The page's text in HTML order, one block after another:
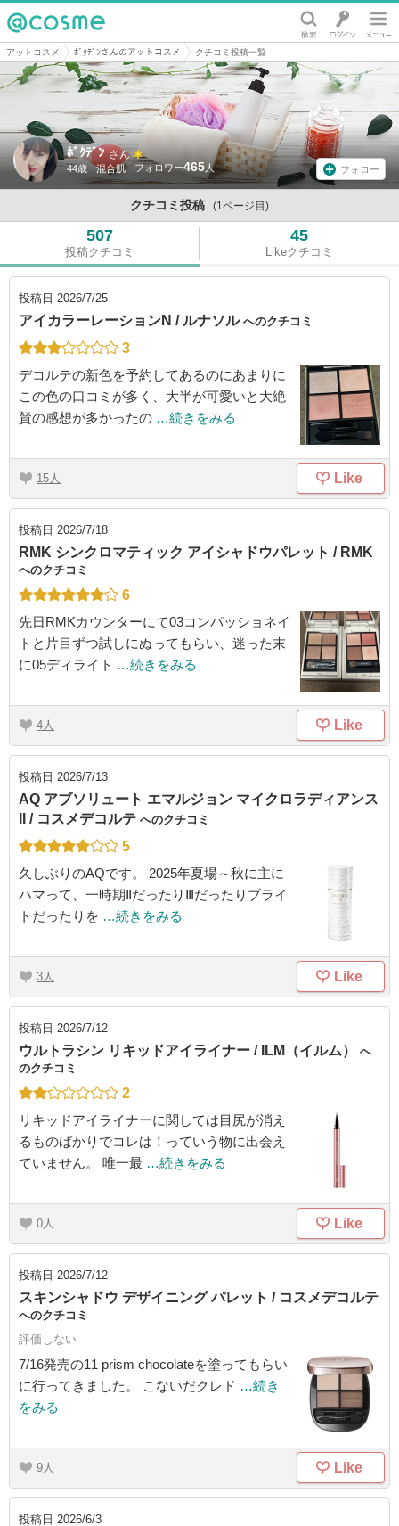
@cosme
アットコスメ ﾎﾞｸﾃﾞﾝさんのアットコスメ クチコミ投稿一覧
ﾎﾞｸﾃﾞﾝ さん
44歳 混合肌 465 フォロー
クチコミ投稿 (1ページ目)
507
投稿クチコミ
45
Likeクチコミ
投稿日 2026/7/25
アイカラーレーションN / ルナソル へのクチコミ
3
デコルテの新色を予約してあるのにあまりに
この色の口コミが多く、大半が可愛いと大絶
賛の感想が多かったの …続きをみる
15 Like
投稿日 2026/7/18
RMK シンクロマティック アイシャドウパレット / RMK
へのクチコミ
6
先日RMKカウンターにて03コンパッショネイ
トと片目ずつ試しにぬってもらい、迷った末
に05ディライト …続きをみる
4 Like
投稿日 2026/7/13
AQ アブソリュート エマルジョン マイクロラディアンス
II / コスメデコルテ へのクチコミ
5
久しぶりのAQです。 2025年夏場～秋に主に
ハマって、一時期ⅡだったりⅢだったりブライ
トだったりを …続きをみる
3 Like
投稿日 2026/7/12
ウルトラシン リキッドアイライナー / ILM（イルム） へ
のクチコミ
2
リキッドアイライナーに関しては目尻が消え
るものばかりでコレは！っていう物に出会え
ていません。 唯一最 …続きをみる
0 Like
投稿日 2026/7/12
スキンシャドウ デザイニング パレット / コスメデコルテ
へのクチコミ
評価しない
7/16発売の11 prism chocolateを塗ってもらい
に行ってきました。 こないだクレド …続き
をみる
9 Like
投稿日 2026/6/3